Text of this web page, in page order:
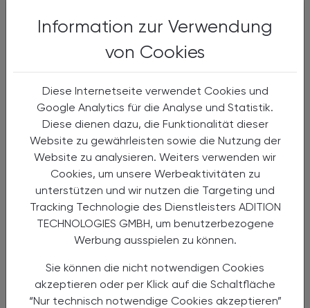
Information zur Verwendung
von Cookies
Diese Internetseite verwendet Cookies und
Google Analytics für die Analyse und Statistik.
Diese dienen dazu, die Funktionalität dieser
Website zu gewährleisten sowie die Nutzung der
Website zu analysieren. Weiters verwenden wir
Cookies, um unsere Werbeaktivitäten zu
unterstützen und wir nutzen die Targeting und
Tracking Technologie des Dienstleisters ADITION
TECHNOLOGIES GMBH, um benutzerbezogene
Werbung ausspielen zu können.
Sie können die nicht notwendigen Cookies
akzeptieren oder per Klick auf die Schaltfläche
“Nur technisch notwendige Cookies akzeptieren”
Lunge im Zentrum
Lungenprojektwochen der LGST Tirol der ÖAK
in Kooperation mit der Reha Innsbruck und
der Universität Innsbruck
11.09.2025 - 09.10.2025, 4 Termine, jeweils 9.00
bis 17.00 Uhr
EVENTS